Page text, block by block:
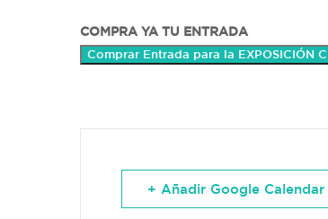
COMPRA YA TU ENTRADA
Comprar Entrada para la EXPOSICIÓN
+ Añadir Google Calendar